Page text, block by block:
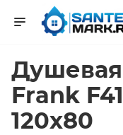
Frank
120x80